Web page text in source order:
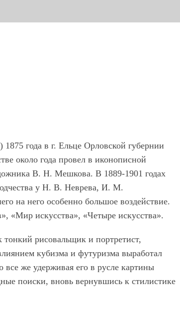
года в г. Ельце Орловской губернии
около года провел в иконописной
В. Н. Мешкова. В 1889-1901 годах
у Н. В. Неврева, И. М.
на него особенно большое воздействие.
«Мир искусства», «Четыре искусства».
рисовальщик и портретист,
кубизма и футуризма выработал
же удерживая его в русле картины
поиски, вновь вернувшись к стилистике